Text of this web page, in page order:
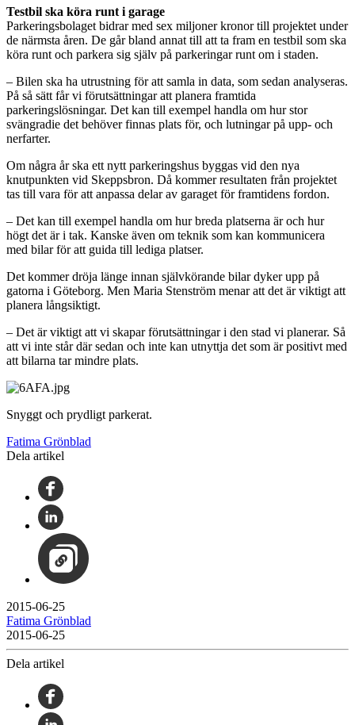
Testbil ska köra runt i garage
Parkeringsbolaget bidrar med sex miljoner kronor till projektet under
de närmsta åren. De går bland annat till att ta fram en testbil som ska
köra runt och parkera sig själv på parkeringar runt om i staden.
– Bilen ska ha utrustning för att samla in data, som sedan analyseras.
På så sätt får vi förutsättningar att planera framtida
parkeringslösningar. Det kan till exempel handla om hur stor
svängradie det behöver finnas plats för, och lutningar på upp- och
nerfarter.
Om några år ska ett nytt parkeringshus byggas vid den nya
knutpunkten vid Skeppsbron. Då kommer resultaten från projektet
tas till vara för att anpassa delar av garaget för framtidens fordon.
– Det kan till exempel handla om hur breda platserna är och hur
högt det är i tak. Kanske även om teknik som kan kommunicera
med bilar för att guida till lediga platser.
Det kommer dröja länge innan självkörande bilar dyker upp på
gatorna i Göteborg. Men Maria Stenström menar att det är viktigt att
planera långsiktigt.
– Det är viktigt att vi skapar förutsättningar i den stad vi planerar. Så
att vi inte står där sedan och inte kan utnyttja det som är positivt med
att bilarna tar mindre plats.
Snyggt och prydligt parkerat.
Fatima Grönblad
Dela artikel
2015-06-25
Fatima Grönblad
2015-06-25
Dela artikel